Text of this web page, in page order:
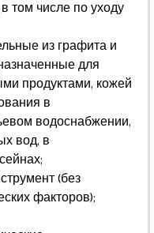
том числе по уходу
из графита и
для
продуктами, кожей
в
водоснабжении,
вод, в
(без
факторов);